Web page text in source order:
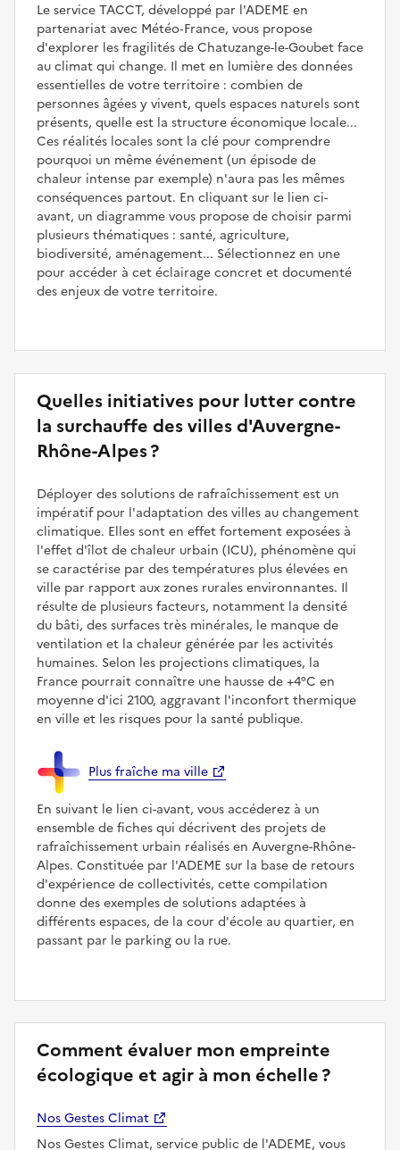
Le service TACCT, développé par l'ADEME en
partenariat avec Météo‑France, vous propose
d'explorer les fragilités de Chatuzange-le-Goubet face
au climat qui change. Il met en lumière des données
essentielles de votre territoire : combien de
personnes âgées y vivent, quels espaces naturels sont
présents, quelle est la structure économique locale...
Ces réalités locales sont la clé pour comprendre
pourquoi un même événement (un épisode de
chaleur intense par exemple) n'aura pas les mêmes
conséquences partout. En cliquant sur le lien ci-
avant, un diagramme vous propose de choisir parmi
plusieurs thématiques : santé, agriculture,
biodiversité, aménagement... Sélectionnez en une
pour accéder à cet éclairage concret et documenté
des enjeux de votre territoire.
Quelles initiatives pour lutter contre
la surchauffe des villes d'Auvergne-
Rhône-Alpes ?
Déployer des solutions de rafraîchissement est un
impératif pour l'adaptation des villes au changement
climatique. Elles sont en effet fortement exposées à
l'effet d'îlot de chaleur urbain (ICU), phénomène qui
se caractérise par des températures plus élevées en
ville par rapport aux zones rurales environnantes. Il
résulte de plusieurs facteurs, notamment la densité
du bâti, des surfaces très minérales, le manque de
ventilation et la chaleur générée par les activités
humaines. Selon les projections climatiques, la
France pourrait connaître une hausse de +4°C en
moyenne d'ici 2100, aggravant l'inconfort thermique
en ville et les risques pour la santé publique.
Plus fraîche ma ville
En suivant le lien ci-avant, vous accéderez à un
ensemble de fiches qui décrivent des projets de
rafraîchissement urbain réalisés en Auvergne-Rhône-
Alpes. Constituée par l'ADEME sur la base de retours
d'expérience de collectivités, cette compilation
donne des exemples de solutions adaptées à
différents espaces, de la cour d'école au quartier, en
passant par le parking ou la rue.
Comment évaluer mon empreinte
écologique et agir à mon échelle ?
Nos Gestes Climat
Nos Gestes Climat, service public de l'ADEME, vous